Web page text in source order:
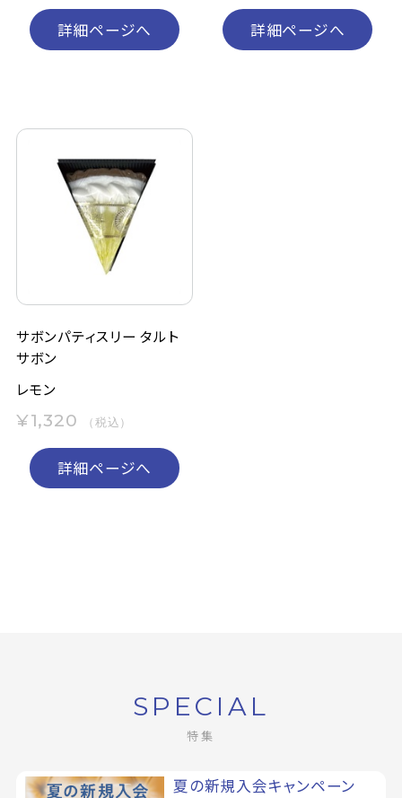
詳細ページへ 詳細ページへ
サボンパティスリー タルト
サボン
レモン
¥1,320 （税込）
詳細ページへ
SPECIAL
特集
夏の新規入会キャンペーン